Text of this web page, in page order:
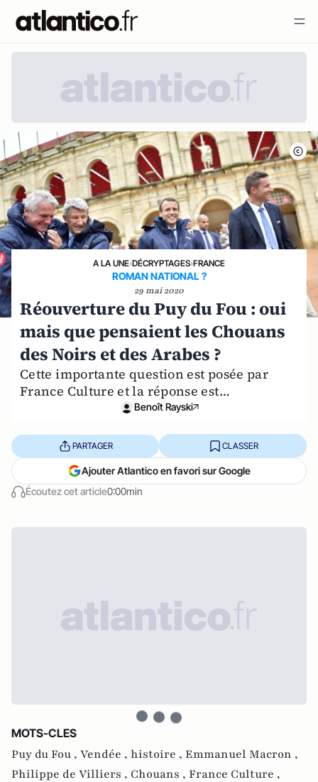
A LA UNE›DÉCRYPTAGES›FRANCE
ROMAN NATIONAL ?
29 mai 2020
Réouverture du Puy du Fou : oui
mais que pensaient les Chouans
des Noirs et des Arabes ?
Cette importante question est posée par
France Culture et la réponse est…
Benoît Rayski
Écoutez cet article0:00min
PARTAGER CLASSER
Ajouter Atlantico en favori sur Google
MOTS-CLES
Puy du Fou , Vendée , histoire , Emmanuel Macron ,
Philippe de Villiers , Chouans , France Culture ,